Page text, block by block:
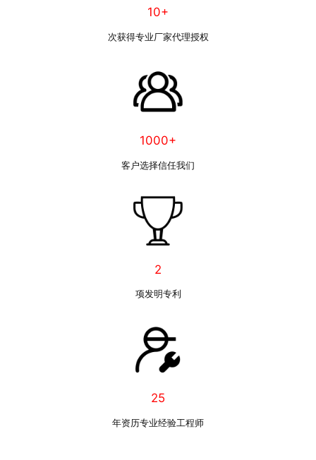
10+
次获得专业厂家代理授权
1000+
客户选择信任我们
2
项发明专利
25
年资历专业经验工程师